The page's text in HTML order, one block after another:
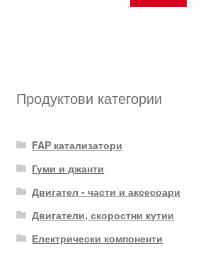
Продуктови категории
FAP катализатори
Гуми и джанти
Двигател - части и аксесоари
Двигатели, скоростни кутии
Електрически компоненти